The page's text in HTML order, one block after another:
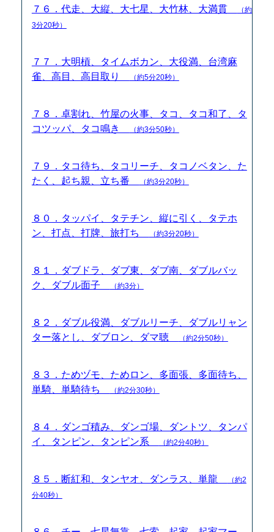
７６．代走、大縦、大七星、大竹林、大満貫
（約
3分20秒）
７７．大明槓、タイムボカン、大役満、台湾麻
雀、高目、高目取り
（約5分20秒）
７８．卓割れ、竹屋の火事、タコ、タコ和了、タ
コツッパ、タコ鳴き
（約3分50秒）
７９．タコ待ち、タコリーチ、タコノベタン、た
たく、起ち親、立ち番
（約3分20秒）
８０．タッパイ、タテチン、縦に引く、タテホ
ン、打点、打牌、旅打ち
（約3分20秒）
８１．ダブドラ、ダブ東、ダブ南、ダブルバッ
ク、ダブル面子
（約3分）
８２．ダブル役満、ダブルリーチ、ダブルリャン
ター落とし、ダブロン、ダマ聴
（約2分50秒）
８３．ためヅモ、ためロン、多面張、多面待ち、
単騎、単騎待ち
（約2分30秒）
８４．ダンゴ積み、ダンゴ場、ダントツ、タンパ
イ、タンピン、タンピン系
（約2分40秒）
８５．断紅和、タンヤオ、ダンラス、単龍
（約2
分40秒）